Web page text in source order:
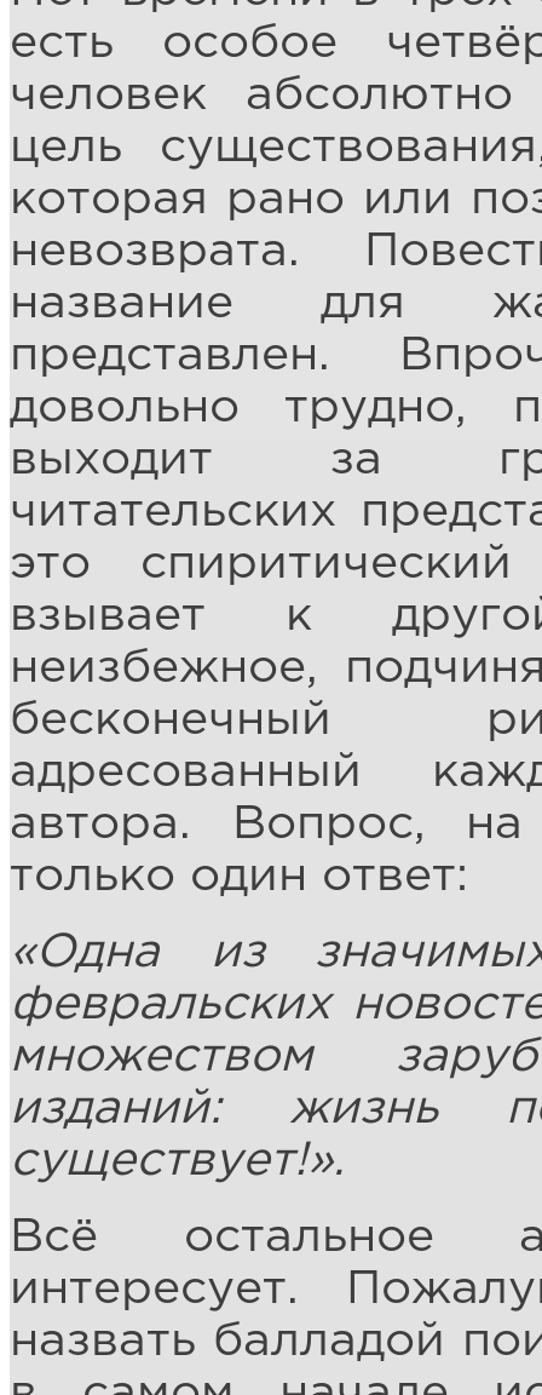
есть особое
человек
цель
которая рано или
невозврата.
название для
представлен.
довольно трудно,
выходит за
читательских
это
взывает к
неизбежное,
бесконечный
адресованный
автора. Вопрос,
только один ответ:
«Одна из
февральских
множеством
изданий: жизнь
существует!».
Всё остальное
интересует.
назвать балладой